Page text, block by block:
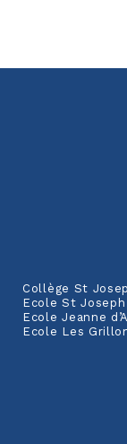
Collège St
Ecole St Joseph
Ecole Jeanne
Ecole Les